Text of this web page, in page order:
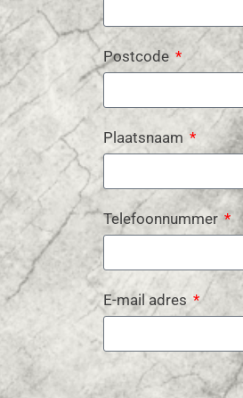
Postcode
Plaatsnaam
Telefoonnummer
E-mail adres